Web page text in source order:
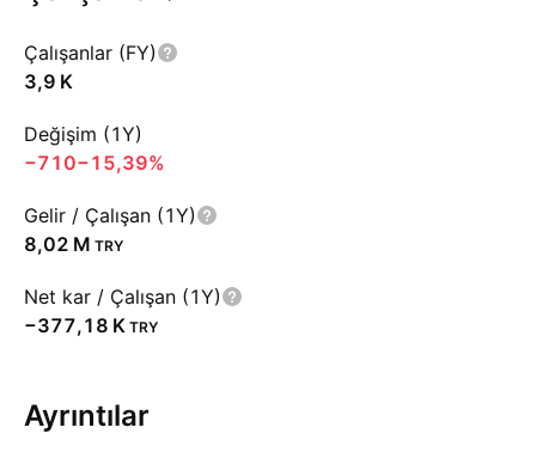
Çalışanlar (FY)
‪3,9 K‬
Değişim (1Y)
−710−15,39%
Gelir / Çalışan (1Y)
‪8,02 M‬ TRY
Net kar / Çalışan (1Y)
‪−377,18 K‬ TRY
Ayrıntılar